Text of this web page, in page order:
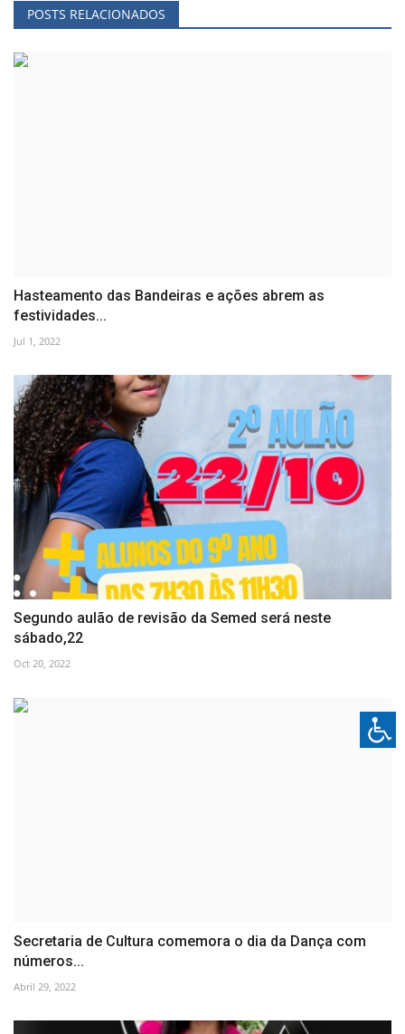
POSTS RELACIONADOS
Hasteamento das Bandeiras e ações abrem as
festividades...
Jul 1, 2022
Segundo aulão de revisão da Semed será neste
sábado,22
Oct 20, 2022
Secretaria de Cultura comemora o dia da Dança com
números...
Abril 29, 2022